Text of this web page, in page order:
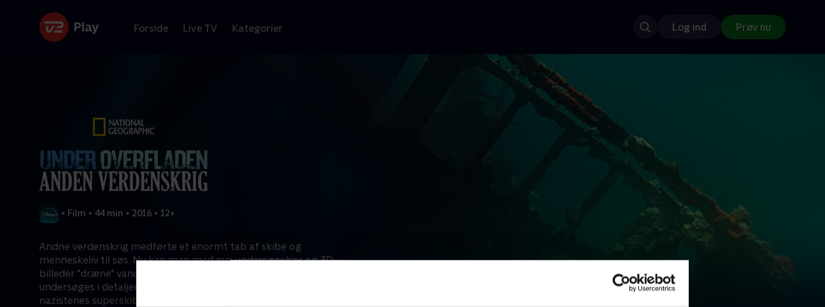
Forside Live TV Kategorier Log ind Prøv nu
• Film • 44 min • 2016 • 12+
Andne verdenskrig medførte et enormt tab af skibe og
menneskeliv til søs. Nu kan man med nye undersøgelser og 3D-
billeder "dræne" vandet væk virtuelt, således at skipsvragene kan
undersøges i detaljer. Fra "USS Arizona" ved Pearl Harbor til
nazistenes superskib "Bismarck" på 5000 meters dybde til de